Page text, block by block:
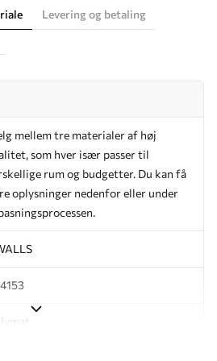
Levering og betaling
mellem tre materialer af høj
som hver især passer til
rum og budgetter. Du kan få
oplysninger nedenfor eller under